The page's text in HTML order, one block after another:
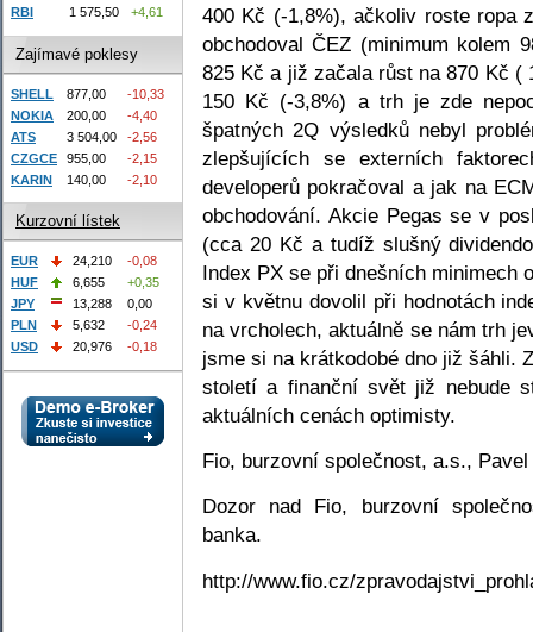
400 Kč (-1,8%), ačkoliv roste ropa
obchodoval ČEZ (minimum kolem
825 Kč a již začala růst na 870 Kč (
150 Kč (-3,8%) a trh je zde
špatných 2Q výsledků nebyl
zlepšujících se externích
developerů pokračoval a jak na
obchodování. Akcie Pegas se v
(cca 20 Kč a tudíž slušný
Index PX se při dnešních minimech
si v květnu dovolil při hodnotách
na vrcholech, aktuálně se nám trh
jsme si na krátkodobé dno již šáhli.
století a finanční svět již nebude
aktuálních cenách optimisty.
Fio, burzovní společnost, a.s.,
Dozor nad Fio, burzovní
banka.
http://www.fio.cz/
RBI
1 575,50 +4,61
Zajímavé poklesy
SHELL 877,00
-10,33
NOKIA
200,00
-4,40
ATS
3 504,00
-2,56
CZGCE
955,00
-2,15
KARIN
140,00 -2,10
Kurzovní lístek
EUR 24,210
-0,08
HUF
6,655
+0,35
JPY
13,288
0,00
PLN
5,632
-0,24
USD
20,976 -0,18